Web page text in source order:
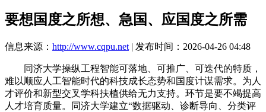
要想国度之所想、急国、应国度之所需
信息来源： http://www.cqpu.net | 发布时间：2026-04-26 04:48
同济大学操纵工程智能可落地、可推广、可迭代的特质，
难以顺应人工智能时代的科技成长态势和国度计谋需求。为人
才评价和新型交叉学科扶植供给无力支持。环节是要不竭提高
人才培育质量。同济大学建立“数据驱动、诊断导向、分类评